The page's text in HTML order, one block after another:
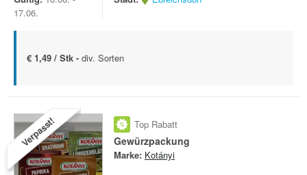
17.06.
€ 1,49 / Stk - div. Sorten
Verpasst! Top Rabatt
Gewürzpackung
Marke: Kotányi